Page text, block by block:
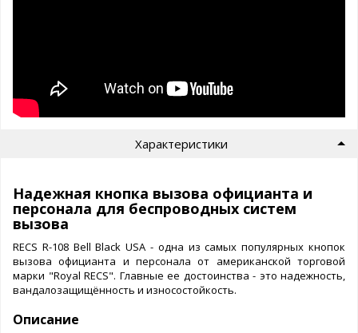
Характеристики
Надежная кнопка вызова официанта и
персонала для беспроводных систем
вызова
RECS R-108 Bell Black USA - одна из самых популярных кнопок
вызова официанта и персонала от американской торговой
марки "Royal RECS". Главные ее достоинства - это надежность,
вандалозащищённость и износостойкость.
Описание